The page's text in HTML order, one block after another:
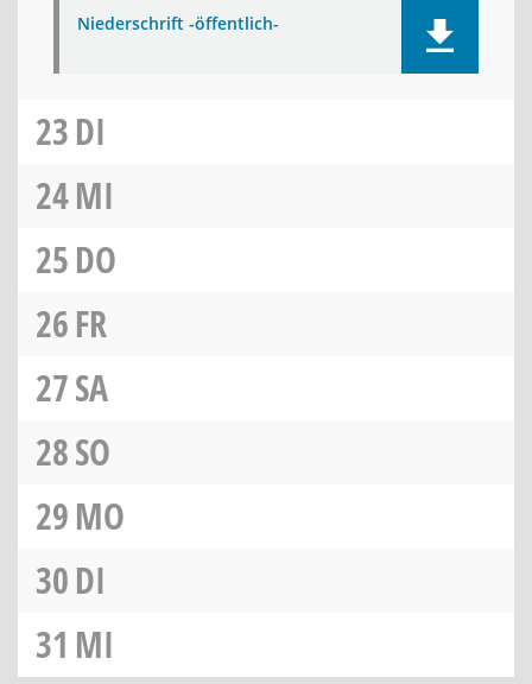
Niederschrift -öffentlich-
23DI
24MI
25DO
26FR
27SA
28SO
29MO
30DI
31 MI